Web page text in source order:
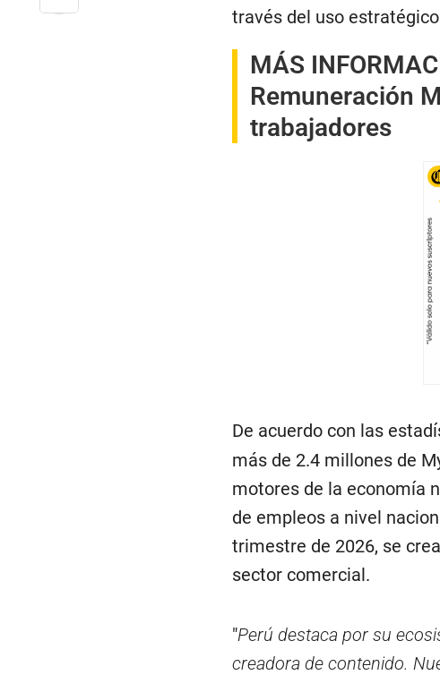
través del uso
MÁS
Remuneración
trabajadores
De acuerdo con las
más de 2.4 millones de
motores de la economía
de empleos a nivel
trimestre de 2026, se
sector comercial.
"Perú destaca por su
creadora de contenido.